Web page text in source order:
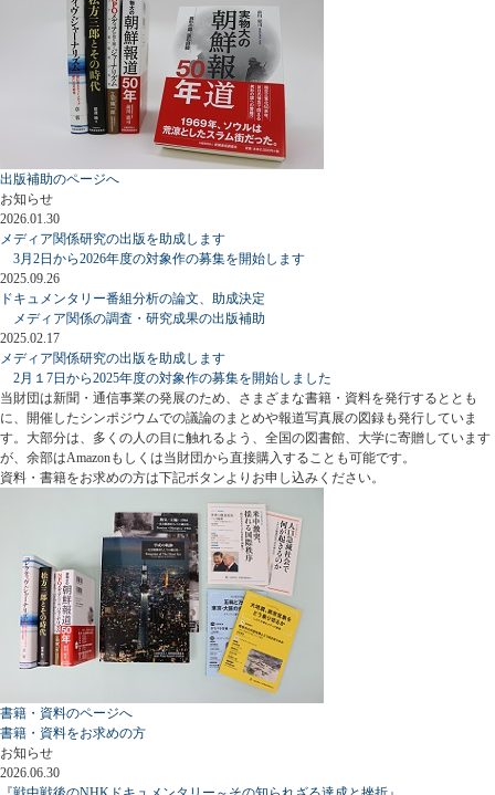
出版補助のページへ
お知らせ
2026.01.30
メディア関係研究の出版を助成します
3月2日から2026年度の対象作の募集を開始します
2025.09.26
ドキュメンタリー番組分析の論文、助成決定
メディア関係の調査・研究成果の出版補助
2025.02.17
メディア関係研究の出版を助成します
2月１7日から2025年度の対象作の募集を開始しました
当財団は新聞・通信事業の発展のため、さまざまな書籍・資料を発行するととも
に、開催したシンポジウムでの議論のまとめや報道写真展の図録も発行していま
す。大部分は、多くの人の目に触れるよう、全国の図書館、大学に寄贈しています
が、余部はAmazonもしくは当財団から直接購入することも可能です。
資料・書籍をお求めの方は下記ボタンよりお申し込みください。
書籍・資料のページへ
書籍・資料をお求めの方
お知らせ
2026.06.30